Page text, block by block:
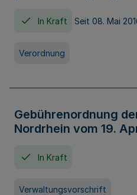
In Kraft Seit 08. Mai
Verordnung
Gebührenordnung
Nordrhein vom 19.
In Kraft
Verwaltungsvorschrift